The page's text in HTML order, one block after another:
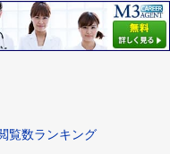
覧数ランキング